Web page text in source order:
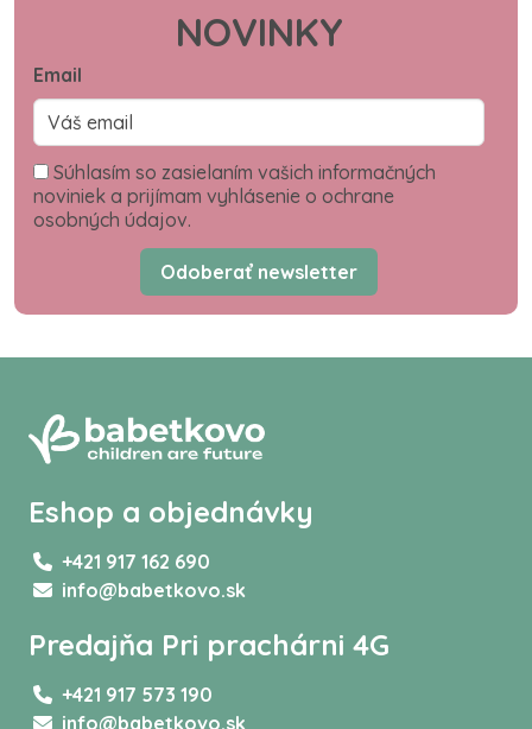
NOVINKY
Email
Súhlasím so zasielaním vašich informačných
noviniek a prijímam vyhlásenie o ochrane
osobných údajov.
Odoberať newsletter
Eshop a objednávky
+421 917 162 690
info@babetkovo.sk
Predajňa Pri prachárni 4G
+421 917 573 190
info@babetkovo.sk